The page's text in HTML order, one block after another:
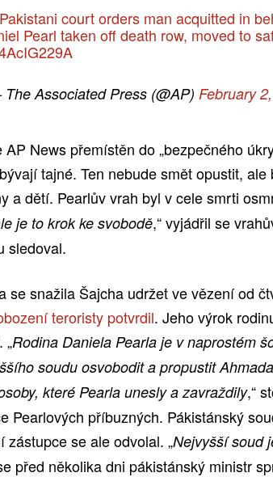
court orders man acquitted in
Pearl taken off death row, moved to
Associated Press (@AP) February
News přemístěn do „bezpečného
tajné. Ten nebude smět opustit,
a dětí. Pearlův vrah byl v cele smrti
je to krok ke svobodě,“ vyjádřil se
sledoval.
se snažila Šajcha udržet ve vězení od
teroristy potvrdil. Jeho výrok
„Rodina Daniela Pearla je v naprostém
soudu osvobodit a propustit
které Pearla unesly a zavraždily,“
Pearlových příbuzných. Pákistánský
zástupce se ale odvolal. „Nejvyšší soud
před několika dni pákistánský ministr